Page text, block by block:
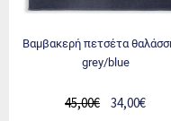
βαμβακερή πετσέτα θαλάσσης -
grey/blue
34,00€
45,00€